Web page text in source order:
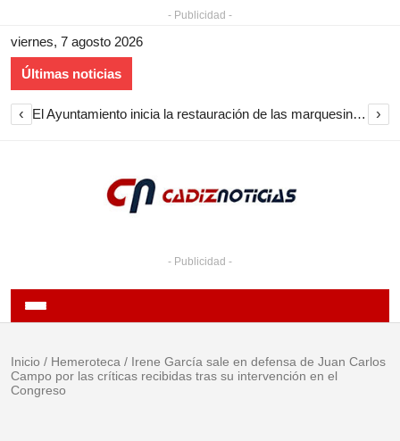
- Publicidad -
viernes, 7 agosto 2026
Últimas noticias
‹ El Ayuntamiento inicia la restauración de las marquesinas de Plaza Esteve para volver a instalarlas en el centro de Jerez ›
- Publicidad -
Inicio / Hemeroteca / Irene García sale en defensa de Juan Carlos
Campo por las críticas recibidas tras su intervención en el
Congreso